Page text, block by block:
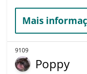
Mais
9109
Poppy